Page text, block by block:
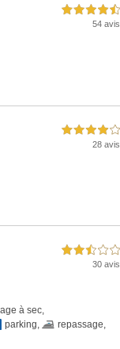
4,5 étoiles sur 5
54 avis
4,0 étoiles sur 5
28 avis
2,5 étoiles sur 5
30 avis
à sec,
parking, repassage,